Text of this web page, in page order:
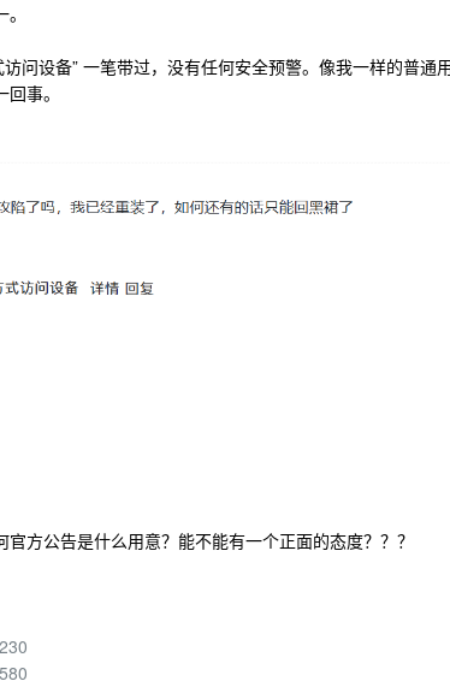
问设备” 一笔带过，没有任何安全预警。像我一样的普通
事。
方公告是什么用意？能不能有一个正面的态度？？？